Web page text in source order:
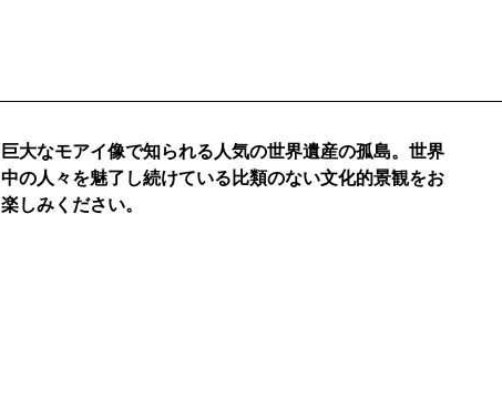
巨大なモアイ像で知られる人気の世界遺産の孤島。世界
中の人々を魅了し続けている比類のない文化的景観をお
楽しみください。